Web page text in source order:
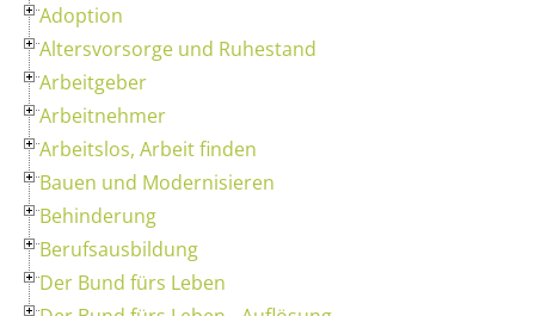
Adoption
Altersvorsorge und Ruhestand
Arbeitgeber
Arbeitnehmer
Arbeitslos, Arbeit finden
Bauen und Modernisieren
Behinderung
Berufsausbildung
Der Bund fürs Leben